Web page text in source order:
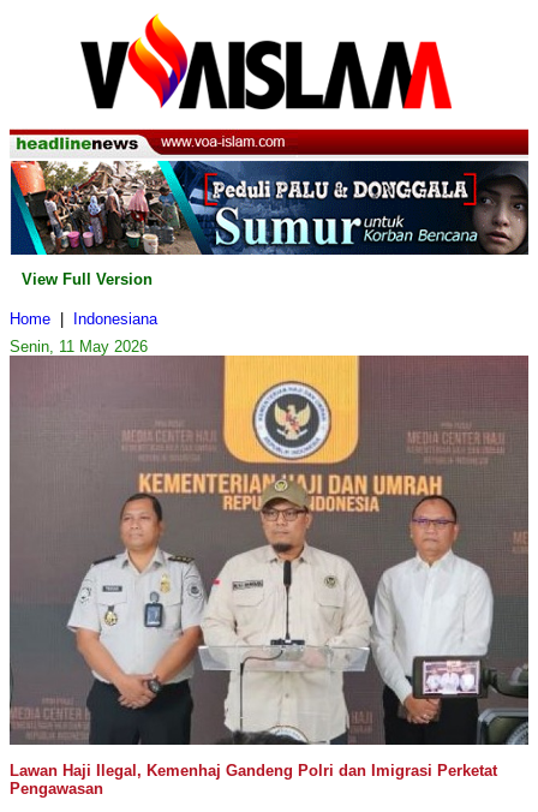
View Full Version
Home
Indonesiana
Senin, 11 May 2026
Lawan Haji Ilegal, Kemenhaj Gandeng Polri dan Imigrasi Perketat
Pengawasan